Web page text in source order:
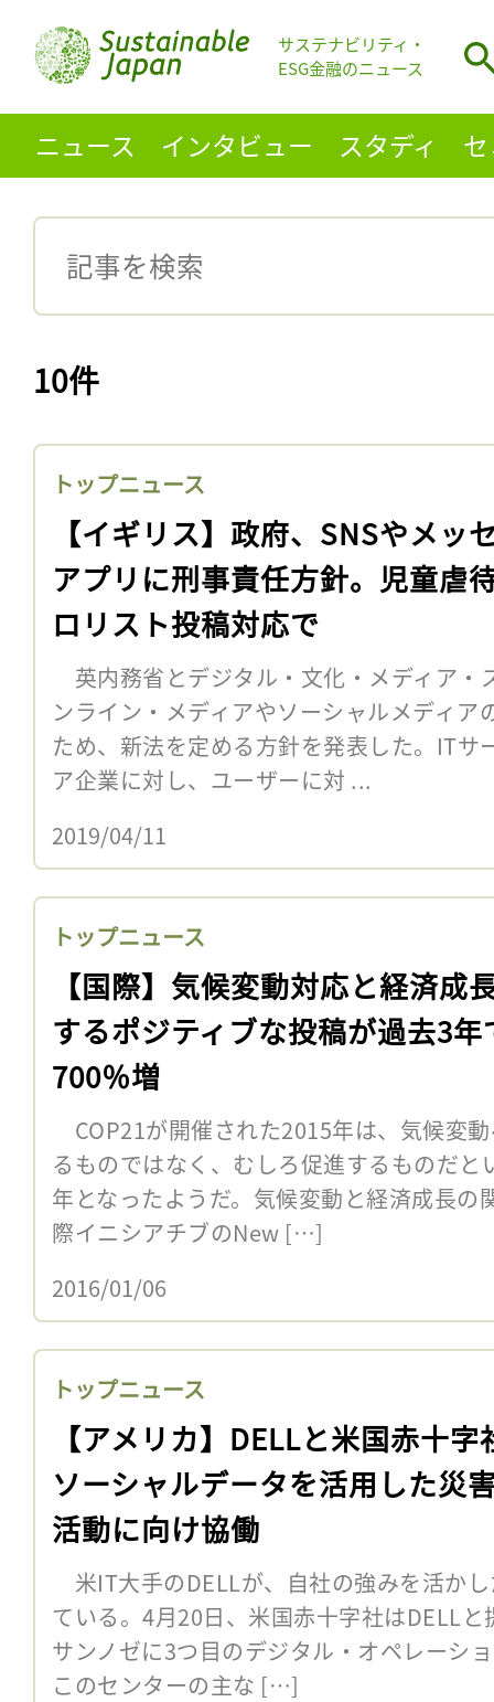
サステナビリティ・
ESG金融のニュース
ニュース インタビュー スタディ
10件
トップニュース
【イギリス】政府、SNSやメッ
アプリに刑事責任方針。児童虐
ロリスト投稿対応で
英内務省とデジタル・文化・メディア・
ンライン・メディアやソーシャルメディア
ため、新法を定める方針を発表した。ITサ
ア企業に対し、ユーザーに対 ...
2019/04/11
トップニュース
【国際】気候変動対応と経済成
するポジティブな投稿が過去3年
700％増
COP21が開催された2015年は、気候変
るものではなく、むしろ促進するものだ
年となったようだ。気候変動と経済成長の
際イニシアチブのNew […]
2016/01/06
トップニュース
【アメリカ】DELLと米国赤十字
ソーシャルデータを活用した災
活動に向け協働
米IT大手のDELLが、自社の強みを活か
ている。4月20日、米国赤十字社はDELL
サンノゼに3つ目のデジタル・オペレーシ
このセンターの主な […]